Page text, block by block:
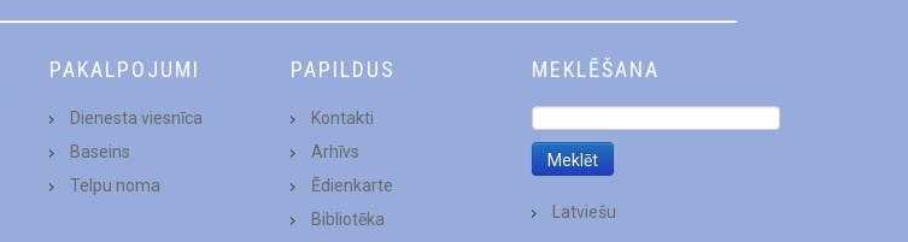
PAKALPOJUMI
Dienesta viesnīca
Baseins
Telpu noma
PAPILDUS
Kontakti
Arhīvs
Ēdienkarte
Bibliotēka
MEKLĒŠANA
Latviešu